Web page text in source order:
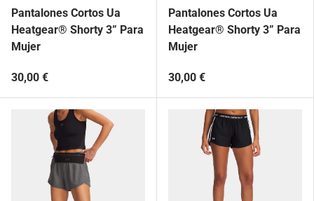
Pantalones Cortos Ua
Heatgear® Shorty 3” Para
Mujer
30,00 €
Pantalones Cortos Ua
Heatgear® Shorty 3” Para
Mujer
30,00 €